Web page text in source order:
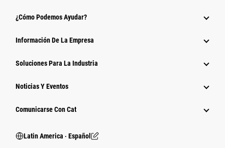
¿Cómo Podemos Ayudar?
Información De La Empresa
Soluciones Para La Industria
Noticias Y Eventos
Comunicarse Con Cat
Latin America ‧ Español